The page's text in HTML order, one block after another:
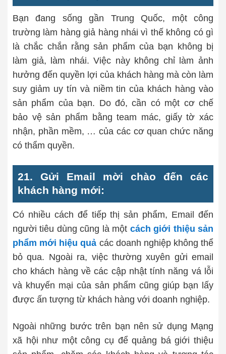
Bạn đang sống gần Trung Quốc, một công
trường làm hàng giả hàng nhái vì thế không có gì
là chắc chắn rằng sản phẩm của bạn không bị
làm giả, làm nhái. Việc này không chỉ làm ảnh
hưởng đến quyền lợi của khách hàng mà còn làm
suy giảm uy tín và niềm tin của khách hàng vào
sản phẩm của bạn. Do đó, cần có một cơ chế
bảo vệ sản phẩm bằng team mác, giấy tờ xác
nhận, phần mềm, … của các cơ quan chức năng
có thẩm quyền.
21. Gửi Email mời chào đến các
khách hàng mới:
Có nhiều cách để tiếp thị sản phẩm, Email đến
người tiêu dùng cũng là một cách giới thiệu sản
phẩm mới hiệu quả các doanh nghiệp không thể
bỏ qua. Ngoài ra, việc thường xuyên gửi email
cho khách hàng về các cập nhật tính năng vá lỗi
và khuyến mại của sản phẩm cũng giúp bạn lấy
được ấn tượng từ khách hàng với doanh nghiệp.
Ngoài những bước trên bạn nên sử dụng Mạng
xã hội như một công cụ để quảng bá giới thiệu